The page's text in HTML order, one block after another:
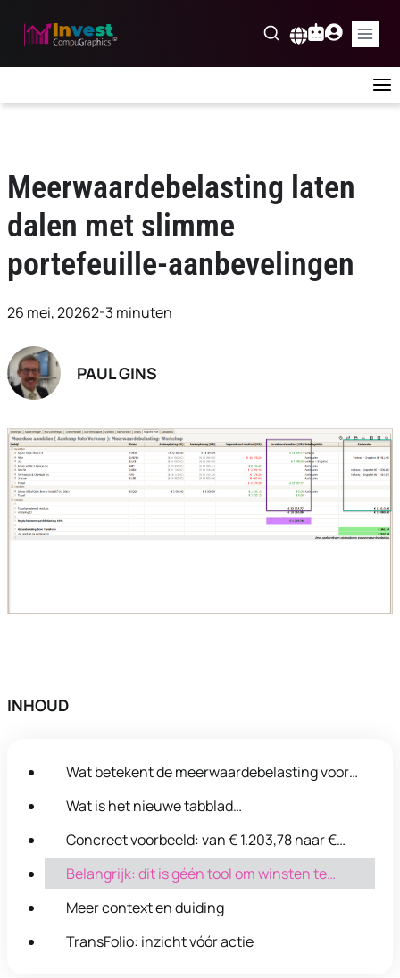
Meerwaardebelasting laten
dalen met slimme
portefeuille-aanbevelingen
26 mei, 20262-3 minuten
PAUL GINS
INHOUD
Wat betekent de meerwaardebelasting voor
Wat is het nieuwe tabblad
Concreet voorbeeld: van € 1.203,78 naar €
261,34
Belangrijk: dit is géén tool om winsten te
maximaliseren
Meer context en duiding
TransFolio: inzicht vóór actie